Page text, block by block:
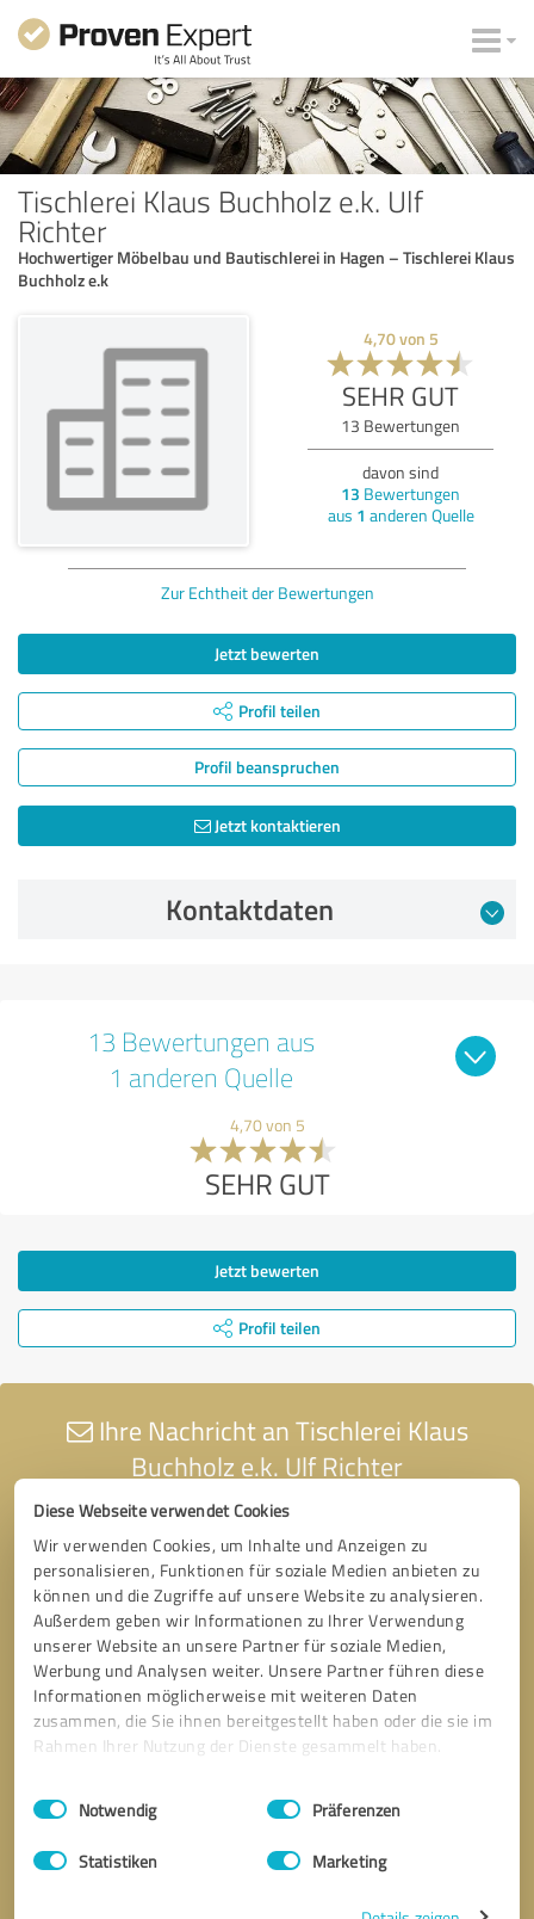
Diese Webseite verwendet Cookies
Wir verwenden Cookies, um Inhalte und Anzeigen zu
personalisieren, Funktionen für soziale Medien anbieten zu
können und die Zugriffe auf unsere Website zu analysieren.
Außerdem geben wir Informationen zu Ihrer Verwendung
unserer Website an unsere Partner für soziale Medien,
Werbung und Analysen weiter. Unsere Partner führen diese
Informationen möglicherweise mit weiteren Daten
zusammen, die Sie ihnen bereitgestellt haben oder die sie im
Rahmen Ihrer Nutzung der Dienste gesammelt haben.
Impressum Datenschutzbestimmungen
Einwilligungsauswahl
Notwendig Präferenzen
Statistiken Marketing
Tischlerei Klaus Buchholz e.k. Ulf
Richter
Hochwertiger Möbelbau und Bautischlerei in Hagen – Tischlerei Klaus
Buchholz e.k
4,70von 5
SEHR GUT
13 Bewertungen
davon sind
13 Bewertungen
aus 1 anderen Quelle
Zur Echtheit der Bewertungen
Jetzt bewerten
Profil teilen
Profil beanspruchen
Jetzt kontaktieren
Kontaktdaten
13 Bewertungen aus
1 anderen Quelle
4,70 von 5
SEHR GUT
Jetzt bewerten
Profil teilen
Ihre Nachricht an Tischlerei Klaus
Buchholz e.k. Ulf Richter